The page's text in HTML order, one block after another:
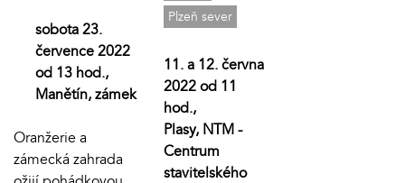
sobota 23.
července 2022
od 13 hod.,
Manětín, zámek
Oranžerie a
zámecká zahrada
Plzeň sever
11. a 12. června
2022 od 11
hod.,
Plasy, NTM -
Centrum
stavitelského